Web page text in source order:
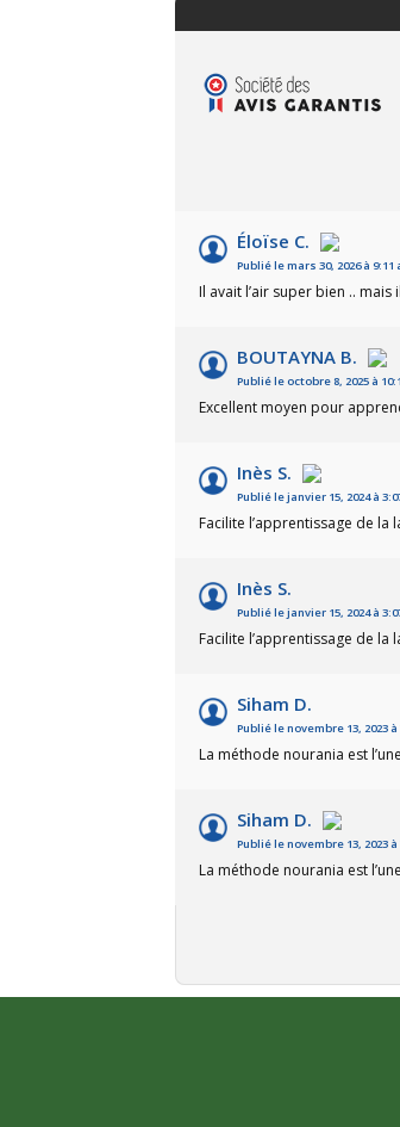
Éloïse C.
Publié le mars 30, 2026 à 9:11
Il avait l’air super bien .. mais
BOUTAYNA B.
Publié le octobre 8, 2025 à
Excellent moyen pour
Inès S.
Publié le janvier 15, 2024 à
Facilite l’apprentissage de
Inès S.
Publié le janvier 15, 2024 à
Facilite l’apprentissage de
Siham D.
Publié le novembre 13, 2023 à
La méthode nourania est
Siham D.
Publié le novembre 13, 2023 à
La méthode nourania est